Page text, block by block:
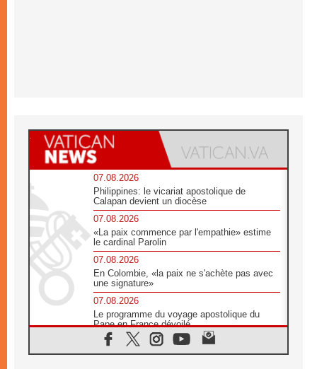
07.08.2026
Philippines: le vicariat apostolique de
Calapan devient un diocèse
07.08.2026
«La paix commence par l'empathie» estime
le cardinal Parolin
07.08.2026
En Colombie, «la paix ne s'achète pas avec
une signature»
07.08.2026
Le programme du voyage apostolique du
Pape en France dévoilé
07.08.2026
1ère Conférence continentale sur l'éducation